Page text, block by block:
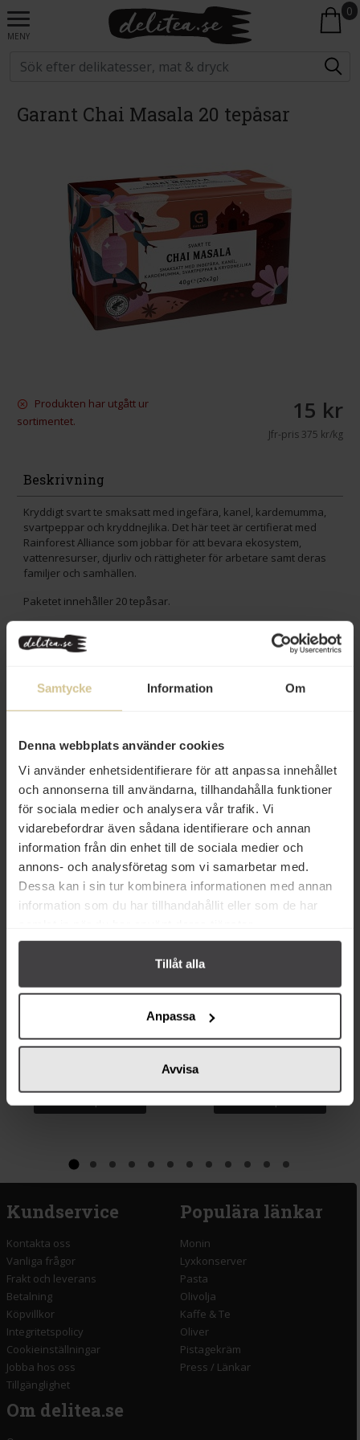
Samtycke Information Om
Denna webbplats använder cookies
Vi använder enhetsidentifierare för att anpassa innehållet
och annonserna till användarna, tillhandahålla funktioner
för sociala medier och analysera vår trafik. Vi
vidarebefordrar även sådana identifierare och annan
information från din enhet till de sociala medier och
annons- och analysföretag som vi samarbetar med.
Dessa kan i sin tur kombinera informationen med annan
information som du har tillhandahållit eller som de har
Tillåt alla
Anpassa
Avvisa
MENY
0
Garant Chai Masala 20 tepåsar
Produkten har utgått ur
sortimentet.
15 kr
Jfr-pris375 kr/kg
Beskrivning
Kryddigt svart te smaksatt med ingefära, kanel, kardemumma,
svartpeppar och kryddnejlika. Det här teet är certifierat med
Rainforest Alliance som jobbar för att bevara ekosystem,
vattenresurser, djurliv och rättigheter för arbetare samt deras
familjer och samhällen.
Paketet innehåller 20 tepåsar.
Innehåll
Betyg
Produktfakta
Prishistorik
Andra köper även
Rizzoli Sardiner i Extra Jungfru
18 kr
Big Tom Bloody Mary Mix 150ml
Kundservice
Kontakta oss
Vanliga frågor
Frakt och leverans
Betalning
Köpvillkor
Integritetspolicy
Cookieinställningar
Jobba hos oss
Tillgänglighet
Populära länkar
Monin
Lyxkonserver
Pasta
Olivolja
Kaffe & Te
Oliver
Pistagekräm
Press / Länkar
Om delitea.se